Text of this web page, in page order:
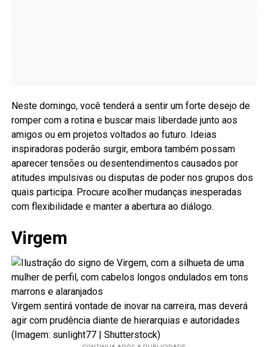
Neste domingo, você tenderá a sentir um forte desejo de
romper com a rotina e buscar mais liberdade junto aos
amigos ou em projetos voltados ao futuro. Ideias
inspiradoras poderão surgir, embora também possam
aparecer tensões ou desentendimentos causados por
atitudes impulsivas ou disputas de poder nos grupos dos
quais participa. Procure acolher mudanças inesperadas
com flexibilidade e manter a abertura ao diálogo.
Virgem
Virgem sentirá vontade de inovar na carreira, mas deverá
agir com prudência diante de hierarquias e autoridades
(Imagem: sunlight77 | Shutterstock)